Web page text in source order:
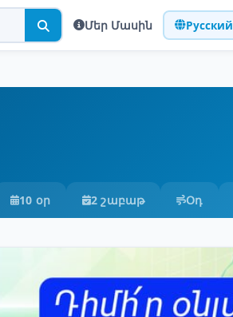
Մեր Մասին Русский
10 օր 2 շաբաթ Օդ